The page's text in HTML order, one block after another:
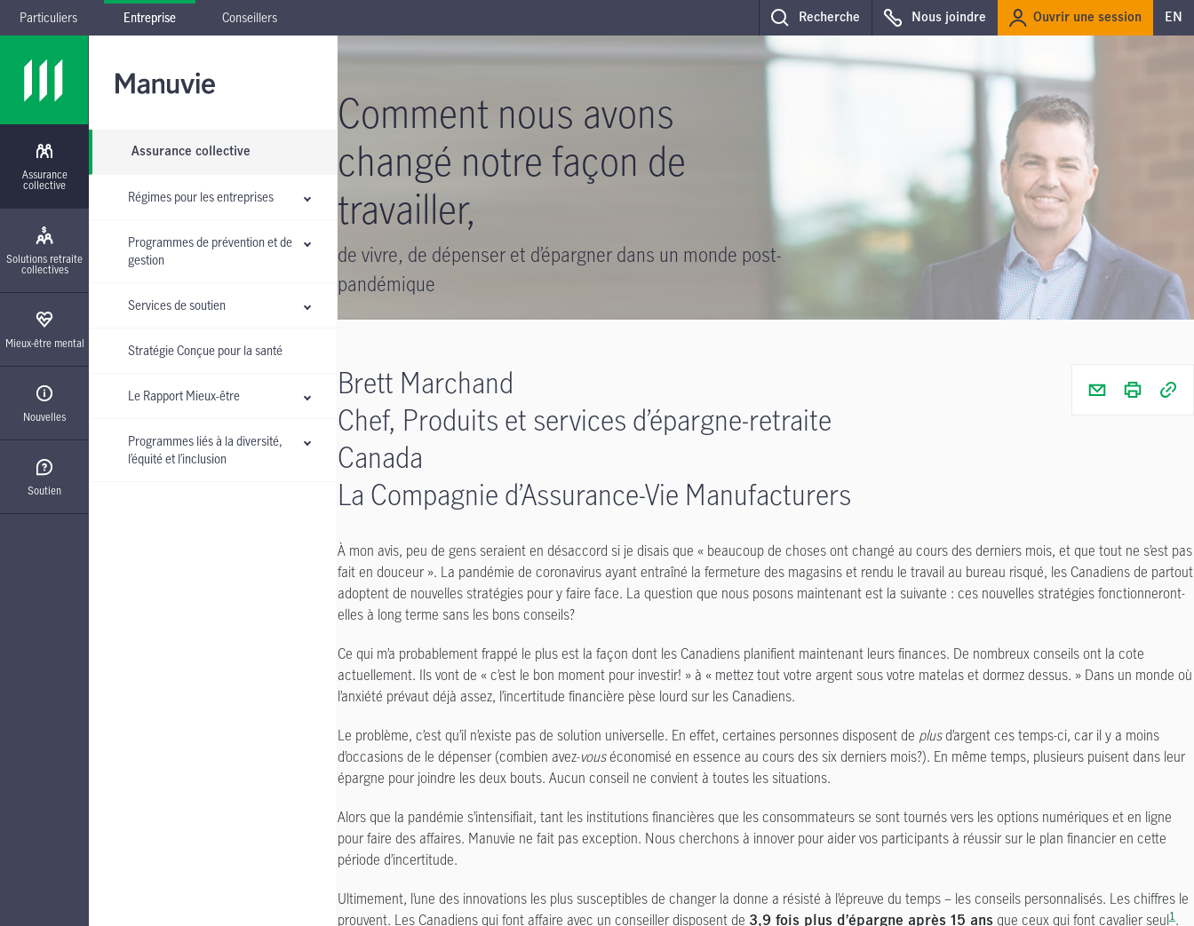
Passer à la navigation principale
Passer au contenu principal
Passer au pied de page
Particuliers Entreprise Conseillers Recherche Nous joindre Ouvrir une session EN
Assurance
collective
Assurance collective
Régimes pour les entreprises
Programmes de prévention et de
gestion
Services de soutien
Stratégie Conçue pour la santé
Le Rapport Mieux-être
Programmes liés à la diversité,
l’équité et l’inclusion
Solutions retraite
collectives
Mieux-être mental
Nouvelles
Soutien
Comment nous avons
changé notre façon de
travailler,
de vivre, de dépenser et d’épargner dans un monde post-
pandémique
Brett Marchand
Chef, Produits et services d’épargne-retraite
Canada
La Compagnie d’Assurance-Vie Manufacturers
À mon avis, peu de gens seraient en désaccord si je disais que « beaucoup de choses ont changé au cours des derniers mois, et que tout ne s’est pas
fait en douceur ». La pandémie de coronavirus ayant entraîné la fermeture des magasins et rendu le travail au bureau risqué, les Canadiens de partout
adoptent de nouvelles stratégies pour y faire face. La question que nous posons maintenant est la suivante : ces nouvelles stratégies fonctionneront-
elles à long terme sans les bons conseils?
Ce qui m’a probablement frappé le plus est la façon dont les Canadiens planifient maintenant leurs finances. De nombreux conseils ont la cote
actuellement. Ils vont de « c’est le bon moment pour investir! » à « mettez tout votre argent sous votre matelas et dormez dessus. » Dans un monde où
l’anxiété prévaut déjà assez, l’incertitude financière pèse lourd sur les Canadiens.
Le problème, c’est qu’il n’existe pas de solution universelle. En effet, certaines personnes disposent de plusd’argent ces temps-ci, car il y a moins
d’occasions de le dépenser (combien avez-vouséconomisé en essence au cours des six derniers mois?). En même temps, plusieurs puisent dans leur
épargne pour joindre les deux bouts. Aucun conseil ne convient à toutes les situations.
Alors que la pandémie s’intensifiait, tant les institutions financières que les consommateurs se sont tournés vers les options numériques et en ligne
pour faire des affaires. Manuvie ne fait pas exception. Nous cherchons à innover pour aider vos participants à réussir sur le plan financier en cette
période d’incertitude.
Ultimement, l’une des innovations les plus susceptibles de changer la donne a résisté à l’épreuve du temps – les conseils personnalisés. Les chiffres le
prouvent. Les Canadiens qui font affaire avec un conseiller disposent de 3,9 fois plus d’épargne après 15 ans que ceux qui font cavalier seul1.